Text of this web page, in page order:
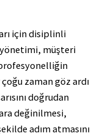
için disiplinli
yönetimi, müşteri
zaman göz ardı
doğrudan
değinilmesi,
adım atmasını